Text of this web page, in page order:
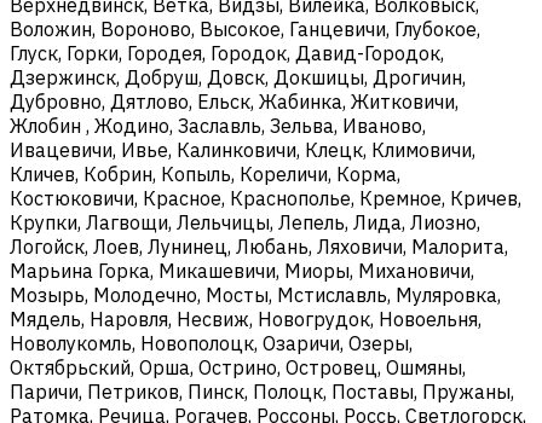
Воложин, Вороново, Высокое, Ганцевичи, Глубокое,
Глуск, Горки, Городея, Городок, Давид-Городок,
Дзержинск, Добруш, Довск, Докшицы, Дрогичин,
Дубровно, Дятлово, Ельск, Жабинка, Житковичи,
Жлобин , Жодино, Заславль, Зельва, Иваново,
Ивацевичи, Ивье, Калинковичи, Клецк, Климовичи,
Кличев, Кобрин, Копыль, Кореличи, Корма,
Костюковичи, Красное, Краснополье, Кремное, Кричев,
Крупки, Лагвощи, Лельчицы, Лепель, Лида, Лиозно,
Логойск, Лоев, Лунинец, Любань, Ляховичи, Малорита,
Марьина Горка, Микашевичи, Миоры, Михановичи,
Мозырь, Молодечно, Мосты, Мстиславль, Муляровка,
Мядель, Наровля, Несвиж, Новогрудок, Новоельня,
Новолукомль, Новополоцк, Озаричи, Озеры,
Октябрьский, Орша, Острино, Островец, Ошмяны,
Паричи, Петриков, Пинск, Полоцк, Поставы, Пружаны,
Ратомка, Речица, Рогачев, Россоны, Россь, Светлогорск,